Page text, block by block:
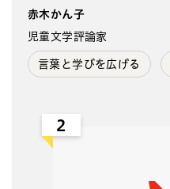
赤木かん子
児童文学評論家
言葉と学びを広げる
2